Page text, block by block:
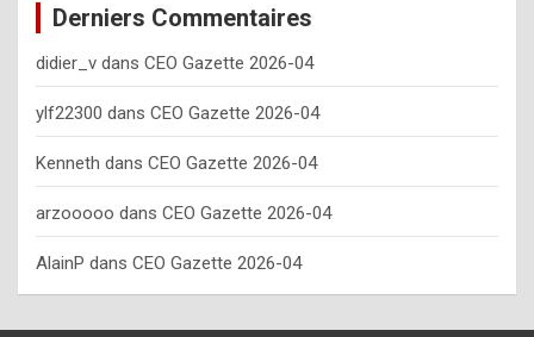
y
o
u
s
h
o
Derniers Commentaires
didier_v dans CEO Gazette 2026-04
ylf22300 dans CEO Gazette 2026-04
Kenneth dans CEO Gazette 2026-04
arzooooo dans CEO Gazette 2026-04
AlainP dans CEO Gazette 2026-04